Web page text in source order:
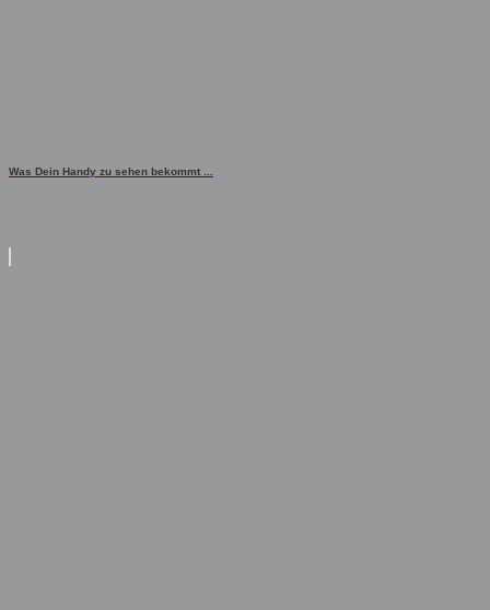
Was Dein Handy zu sehen bekommt ...